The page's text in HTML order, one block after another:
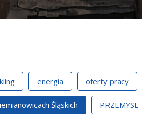
energia oferty pracy
Śląskich PRZEMYSL